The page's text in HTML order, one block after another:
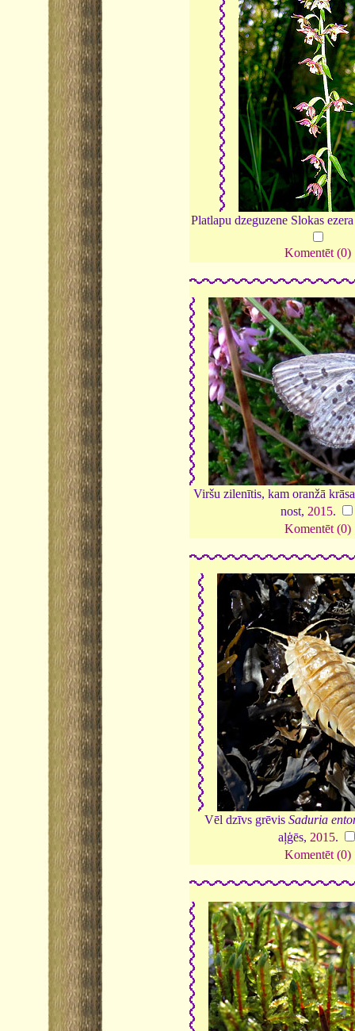
Platlapu dzeguzene Slokas
Komentēt (0)
Viršu zilenītis, kam oranžā
nost, 2015.
Komentēt (0)
Vēl dzīvs grēvisSaduria
aļģēs, 2015.
Komentēt (0)